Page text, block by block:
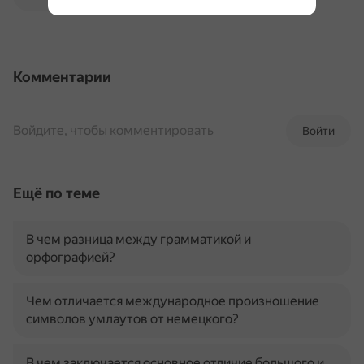
Комментарии
Войти
Войдите, чтобы комментировать
Ещё по теме
В чем разница между грамматикой и
орфографией?
Чем отличается международное произношение
символов умлаутов от немецкого?